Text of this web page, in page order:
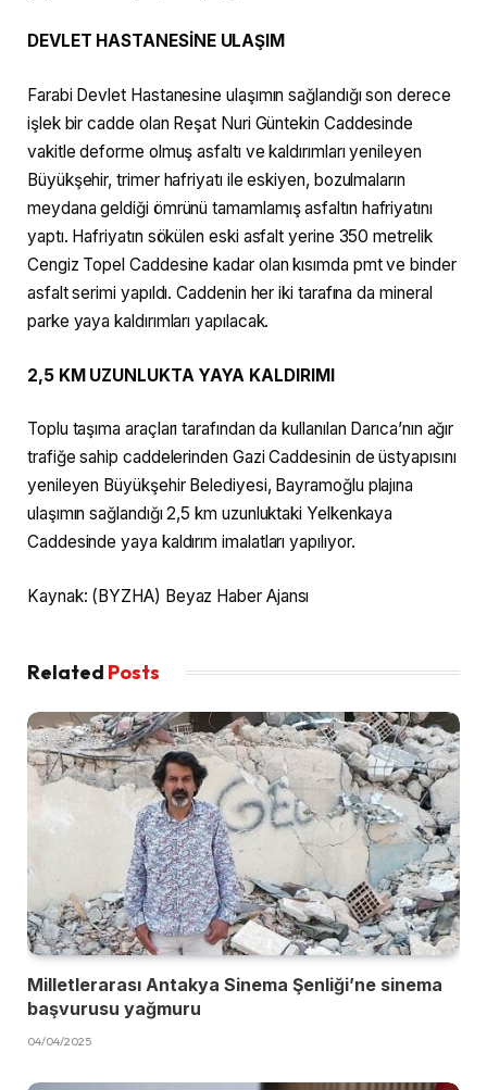
DEVLET HASTANESİNE ULAŞIM
Farabi Devlet Hastanesine ulaşımın sağlandığı son derece
işlek bir cadde olan Reşat Nuri Güntekin Caddesinde
vakitle deforme olmuş asfaltı ve kaldırımları yenileyen
Büyükşehir, trimer hafriyatı ile eskiyen, bozulmaların
meydana geldiği ömrünü tamamlamış asfaltın hafriyatını
yaptı. Hafriyatın sökülen eski asfalt yerine 350 metrelik
Cengiz Topel Caddesine kadar olan kısımda pmt ve binder
asfalt serimi yapıldı. Caddenin her iki tarafına da mineral
parke yaya kaldırımları yapılacak.
2,5 KM UZUNLUKTA YAYA KALDIRIMI
Toplu taşıma araçları tarafından da kullanılan Darıca’nın ağır
trafiğe sahip caddelerinden Gazi Caddesinin de üstyapısını
yenileyen Büyükşehir Belediyesi, Bayramoğlu plajına
ulaşımın sağlandığı 2,5 km uzunluktaki Yelkenkaya
Caddesinde yaya kaldırım imalatları yapılıyor.
Kaynak: (BYZHA) Beyaz Haber Ajansı
Related Posts
Milletlerarası Antakya Sinema Şenliği’ne sinema
başvurusu yağmuru
04/04/2025